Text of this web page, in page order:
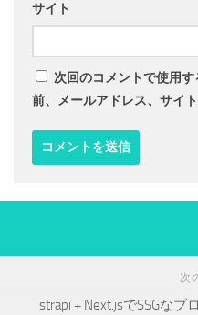
サイト
次回のコメントで使用
前、メールアドレス、サイト
次
strapi + Next.jsでSSGなブ